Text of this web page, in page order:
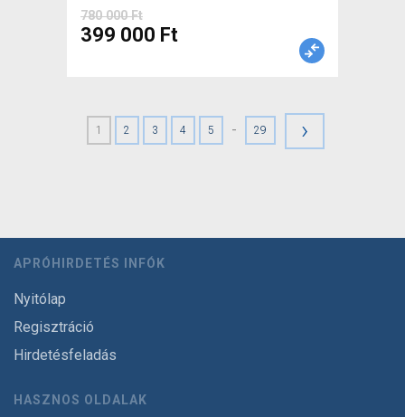
780 000 Ft
399 000 Ft
1 2 3 4 5 - 29 ›
APRÓHIRDETÉS INFÓK
Nyitólap
Regisztráció
Hirdetésfeladás
HASZNOS OLDALAK